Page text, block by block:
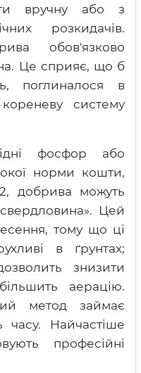
вручну або з
розкидачів.
обов'язково
Це сприяє, що б
поглиналося в
систему
фосфор або
норми кошти,
добрива можуть
Цей
тому що ці
в ґрунтах;
знизити
аерацію.
метод займає
часу. Найчастіше
професійні